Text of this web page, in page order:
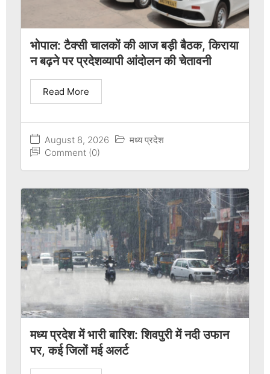
भोपाल: टैक्सी चालकों की आज बड़ी बैठक, किराया
न बढ़ने पर प्रदेशव्यापी आंदोलन की चेतावनी
August 8, 2026
मध्य प्रदेश
Comment (0)
Read More
मध्य प्रदेश में भारी बारिश: शिवपुरी में नदी उफान
पर, कई जिलों मई अलर्ट